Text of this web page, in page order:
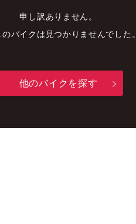
申し訳ありません。
バイクは見つかりませんでした。
他のバイクを探す